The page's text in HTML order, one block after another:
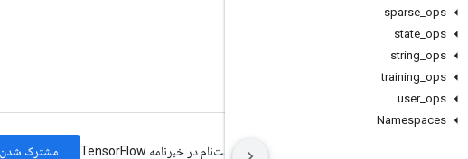
sparse ops
state ops
string ops
training ops
user_ ops
Namespaces
GitHub
YouTube
Manage cookies ثبت‌نام در خبرنامه TensorFlow مشترک شدن